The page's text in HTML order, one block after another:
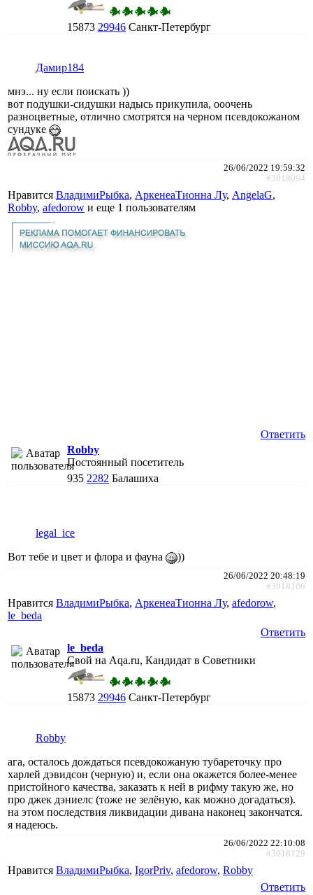
15873 29946 Санкт-Петербург
Дамир184
мнэ... ну если поискать ))
вот подушки-сидушки надысь прикупила, ооочень
разноцветные, отлично смотрятся на черном псевдокожаном
сундуке
26/06/2022 19:59:32
#3018094
Нравится ВладимиРыбка, АркенеаТионна Лу, AngelaG,
Robby, afedorow и еще 1 пользователям
Ответить
Robby
Постоянный посетитель
935 2282 Балашиха
legal_ice
Вот тебе и цвет и флора и фауна
))
26/06/2022 20:48:19
#3018106
Нравится ВладимиРыбка, АркенеаТионна Лу, afedorow,
le_beda
Ответить
le_beda
Свой на Aqa.ru, Кандидат в Советники
15873 29946 Санкт-Петербург
Robby
ага, осталось дождаться псевдокожаную тубареточку про
харлей дэвидсон (черную) и, если она окажется более-менее
пристойного качества, заказать к ней в рифму такую же, но
про джек дэниелс (тоже не зелёную, как можно догадаться).
на этом последствия ликвидации дивана наконец закончатся.
я надеюсь.
26/06/2022 22:10:08
#3018129
Нравится ВладимиРыбка, IgorPriv, afedorow, Robby
Ответить